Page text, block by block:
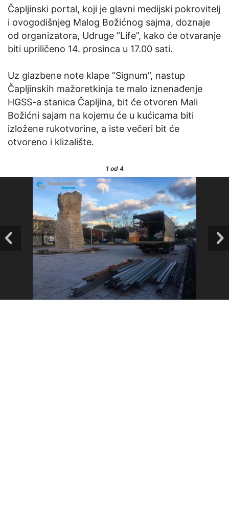
Čapljinski portal, koji je glavni medijski pokrovitelj
i ovogodišnjeg Malog Božićnog sajma, doznaje
od organizatora, Udruge ”Life”, kako će otvaranje
biti upriličeno 14. prosinca u 17.00 sati.
Uz glazbene note klape ”Signum”, nastup
Čapljinskih mažoretkinja te malo iznenađenje
HGSS-a stanica Čapljina, bit će otvoren Mali
Božićni sajam na kojemu će u kućicama biti
izložene rukotvorine, a iste večeri bit će
otvoreno i klizalište.
1od 4